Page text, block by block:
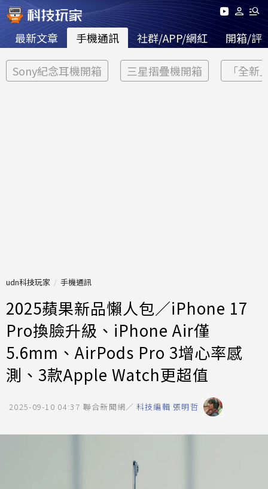
最新文章 手機通訊 社群/APP/網紅 開箱/評
Sony紀念耳機開箱 三星摺疊機開箱 「全新
udn科技玩家 手機通訊
2025蘋果新品懶人包／iPhone 17
Pro換臉升級、iPhone Air僅
5.6mm、AirPods Pro 3增心率感
測、3款Apple Watch更超值
2025-09-10 04:37 聯合新聞網／ 科技編輯 張明哲